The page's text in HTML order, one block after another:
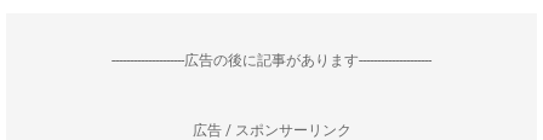
--------------------広告の後に記事があります--------------------
広告 / スポンサーリンク